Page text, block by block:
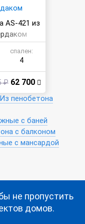
AS-421 из
спален:
4
₽ 62 700
Из пенобетона
с баней
с балконом
с мансардой
не пропустить
домов.